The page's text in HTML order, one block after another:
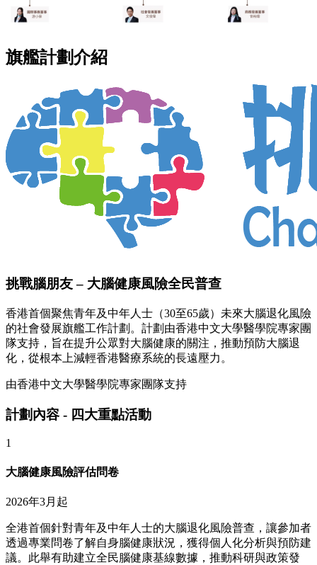
旗艦計劃介紹
挑戰腦朋友 – 大腦健康風險全民普查
香港首個聚焦青年及中年人士（30至65歲）未來大腦退化風險
的社會發展旗艦工作計劃。計劃由香港中文大學醫學院專家團
隊支持，旨在提升公眾對大腦健康的關注，推動預防大腦退
化，從根本上減輕香港醫療系統的長遠壓力。
由香港中文大學醫學院專家團隊支持
計劃內容 - 四大重點活動
1
大腦健康風險評估問卷
2026年3月起
全港首個針對青年及中年人士的大腦退化風險普查，讓參加者
透過專業問卷了解自身腦健康狀況，獲得個人化分析與預防建
議。此舉有助建立全民腦健康基線數據，推動科研與政策發